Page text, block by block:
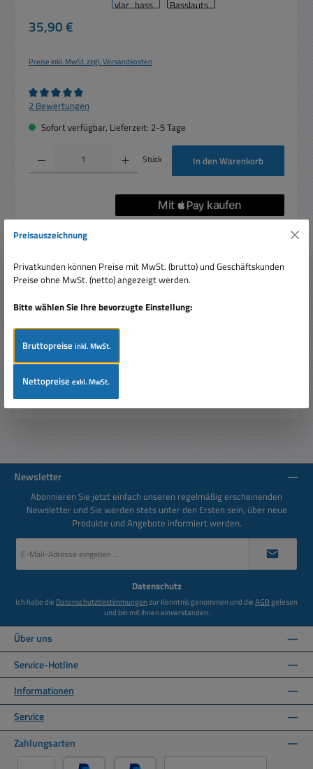
Regulärer Preis:
35,90 €
Preise inkl. MwSt. zzgl. Versandkosten
Durchschnittliche Bewertung von 5 von 5 Sternen
2 Bewertungen
Sofort verfügbar, Lieferzeit: 2-5 Tage
Stück In den Warenkorb
Artikelnummer:
Dieser Basslautsprecher zeichnet sich durch einen schweren
Magneten, sowie eine robuste 4-lagige Schwingspule und
die hoch b… Mehr
Newsletter
Abonnieren Sie jetzt einfach unseren regelmäßig erscheinenden
Newsletter und Sie werden stets unter den Ersten sein, über neue
Produkte und Angebote informiert werden.
Mail-
Datenschutz
Ich habe die Datenschutzbestimmungenzur Kenntnis genommen und dieAGBgelesen
und bin mit ihnen einverstanden.
Über uns
Service-Hotline
Informationen
Service
Zahlungsarten
Preisauszeichnung
Privatkunden können Preise mit MwSt. (brutto) und Geschäftskunden
Preise ohne MwSt. (netto) angezeigt werden.
Bitte wählen Sie Ihre bevorzugte Einstellung:
Bruttopreiseinkl. MwSt.
Nettopreiseexkl. MwSt.